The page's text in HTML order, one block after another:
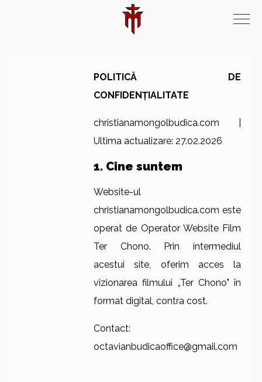
POLITICĂ DE
CONFIDENȚIALITATE
christianamongolbudica.com |
Ultima actualizare: 27.02.2026
1. Cine suntem
Website-ul
christianamongolbudica.com este
operat de Operator Website Film
Ter Chono. Prin intermediul
acestui site, oferim acces la
vizionarea filmului „Ter Chono" în
format digital, contra cost.
Contact:
octavianbudicaoffice@gmail.com